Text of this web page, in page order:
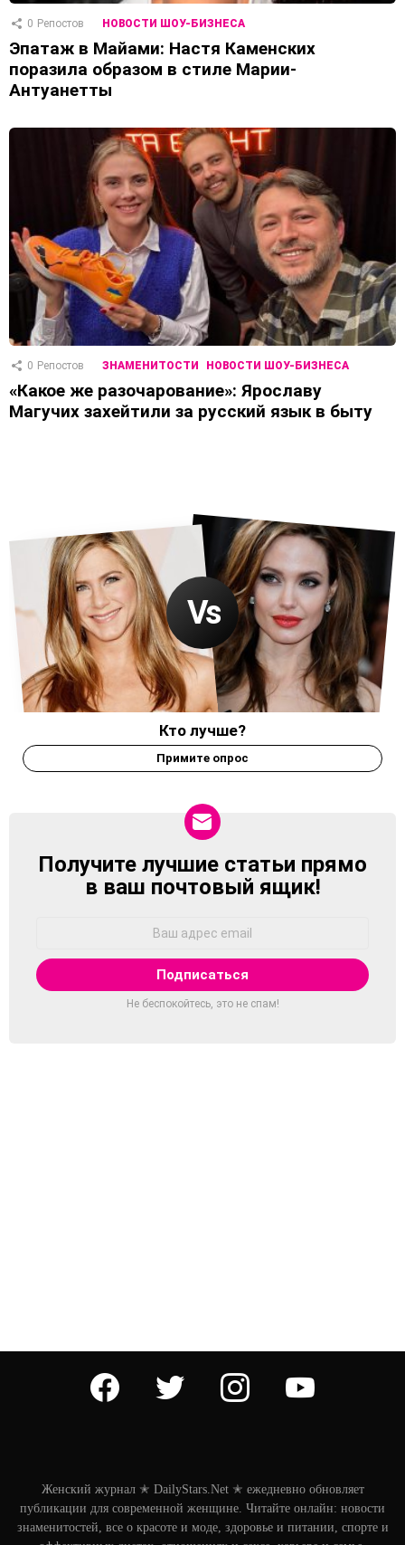
0 Репостов НОВОСТИ ШОУ-БИЗНЕСА
Эпатаж в Майами: Настя Каменских
поразила образом в стиле Марии-
Антуанетты
0 Репостов ЗНАМЕНИТОСТИ НОВОСТИ ШОУ-БИЗНЕСА
«Какое же разочарование»: Ярославу
Магучих захейтили за русский язык в быту
Кто лучше?
Примите опрос
NEWSLETTER
Получите лучшие статьи прямо
в ваш почтовый ящик!
Не беспокойтесь, это не спам!
facebook twitter instagram
Женский журнал ✭ DailyStars.Net ✭ ежедневно обновляет
публикации для современной женщине. Читайте онлайн: новости
знаменитостей, все о красоте и моде, здоровье и питании, спорте и